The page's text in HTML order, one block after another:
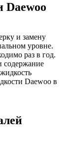
Daewoo
и замену
уровне.
раз в год.
содержание
Daewoo в